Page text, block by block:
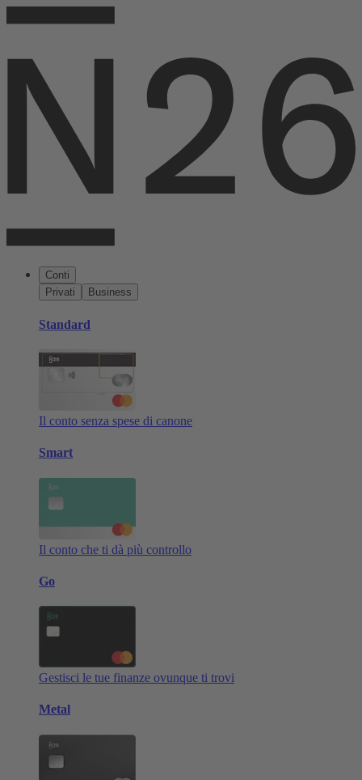
Conti
Privati
Business
Standard
Il conto senza spese di canone
Smart
Il conto che ti dà più controllo
Go
Gestisci le tue finanze ovunque ti trovi
Metal